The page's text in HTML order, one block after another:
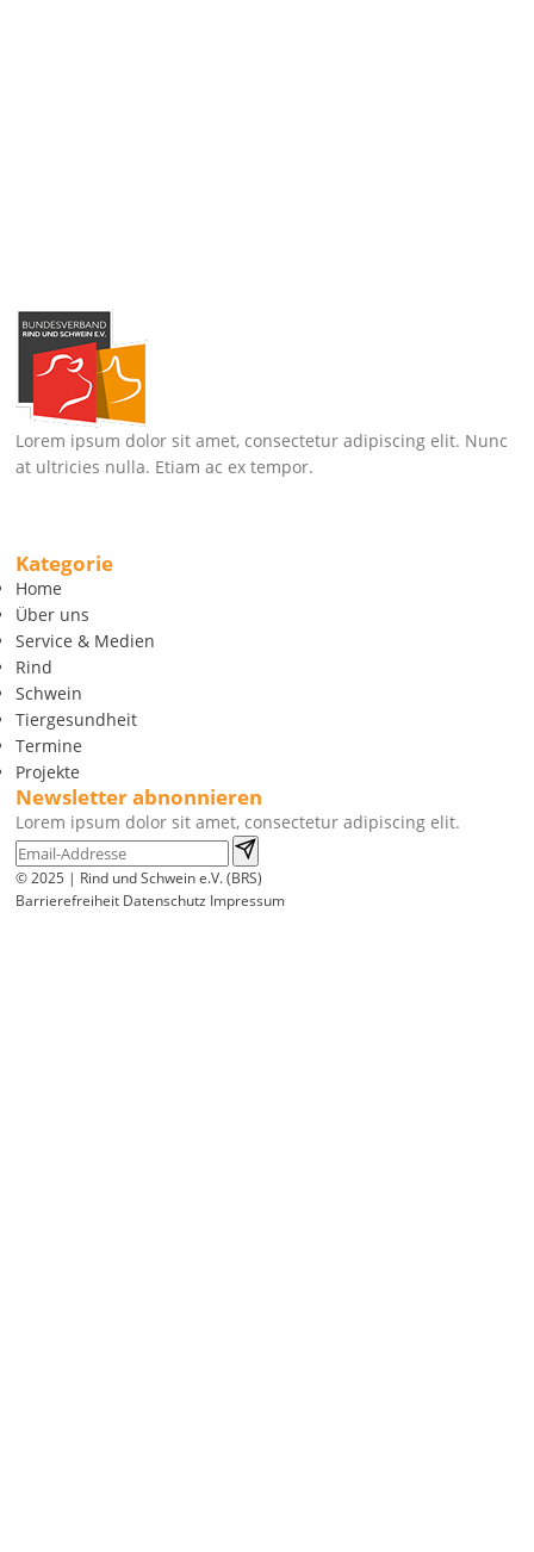
Lorem ipsum dolor sit amet, consectetur adipiscing elit. Nunc
at ultricies nulla. Etiam ac ex tempor.
Kategorie
Home
Über uns
Service & Medien
Rind
Schwein
Tiergesundheit
Termine
Projekte
Newsletter abnonnieren
Lorem ipsum dolor sit amet, consectetur adipiscing elit.
© 2025 | Rind und Schwein e.V. (BRS)
Barrierefreiheit Datenschutz Impressum